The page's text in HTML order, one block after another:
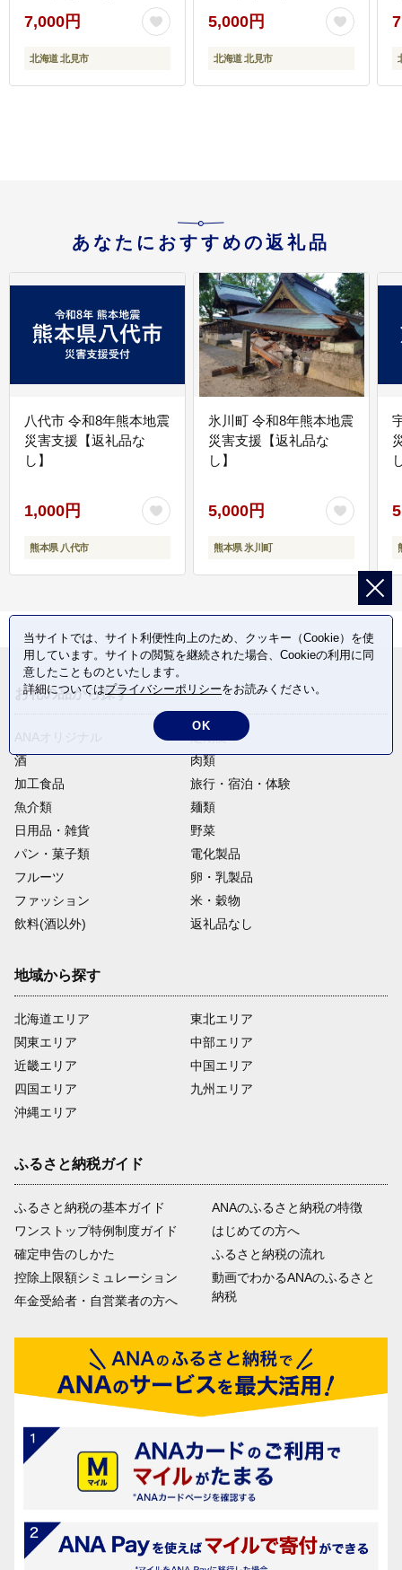
2本付き♪ ( 玉ねぎ 玉葱
たまねぎ タマネギ オニ
オン スープ 即席 料理 )
7,000円
北海道 北見市
本付き♪ ( 玉ねぎ 玉葱
たまねぎ タマネギ オニ
オン スープ 即席 料理 )
5,000円
北海道 北見市
あなたにおすすめの返礼品
八代市 令和8年熊本地震
災害支援【返礼品な
し】
1,000円
熊本県 八代市
氷川町 令和8年熊本地震
災害支援【返礼品な
し】
5,000円
熊本県 氷川町
お礼の品から探す
酒
肉類
加工食品
旅行・宿泊・体験
魚介類
麺類
日用品・雑貨
野菜
パン・菓子類
電化製品
フルーツ
卵・乳製品
ファッション
米・穀物
飲料(酒以外)
返礼品なし
地域から探す
北海道エリア
関東エリア
近畿エリア
四国エリア
沖縄エリア
東北エリア
中部エリア
中国エリア
九州エリア
ふるさと納税ガイド
ふるさと納税の基本ガイド
ワンストップ特例制度ガイド
確定申告のしかた
控除上限額シミュレーション
年金受給者・自営業者の方へ
ANAのふるさと納税の特徴
はじめての方へ
ふるさと納税の流れ
動画でわかるANAのふるさと
納税
当サイトでは、サイト利便性向上のため、クッキー（Cookie）を使
用しています。サイトの閲覧を継続された場合、Cookieの利用に同
意したことものといたします。
詳細についてはプライバシーポリシーをお読みください。
OK